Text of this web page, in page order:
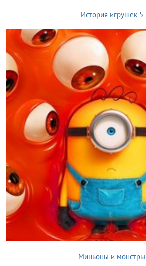
История игрушек 5
Миньоны и монстры